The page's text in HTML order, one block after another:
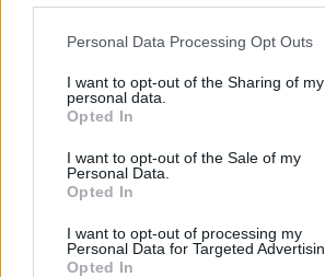
Please note that this website/app uses
not limited to your visit or usage
grant or deny consent to Google and its
use your data for below specified
consent section.
Personal Data Processing Opt Outs
I want to opt-out of the Sharing of my
personal data.
Opted In
I want to opt-out of the Sale of my
Personal Data.
Opted In
I want to opt-out of processing my
Personal Data for Targeted
Opted In